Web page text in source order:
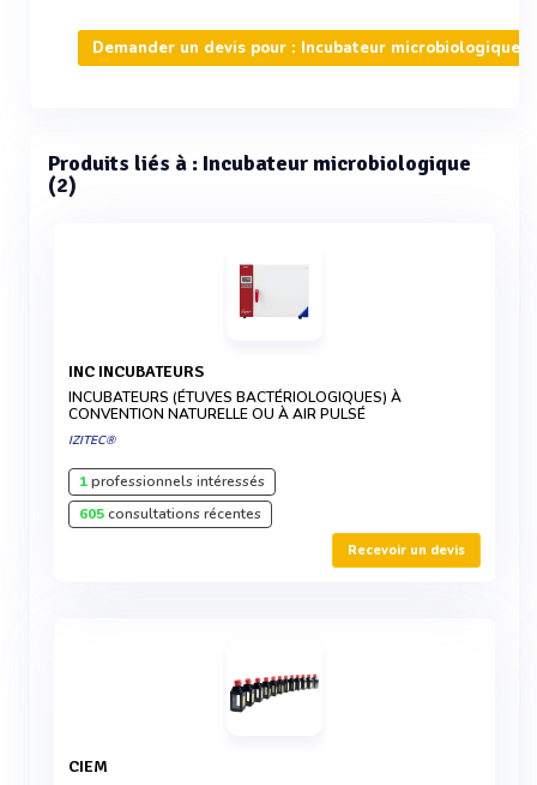
Demander un devis pour : Incubateur microbiologique
Produits liés à : Incubateur microbiologique
(2)
INC INCUBATEURS
INCUBATEURS (ÉTUVES BACTÉRIOLOGIQUES) À
CONVENTION NATURELLE OU À AIR PULSÉ
IZITEC®
1professionnels intéressés
605consultations récentes
Recevoir un devis
CIEM